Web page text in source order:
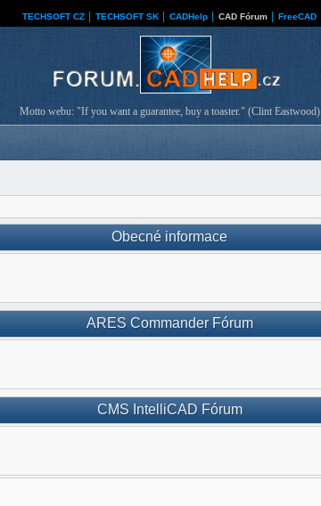
TECHSOFT CZ TECHSOFT SK CADHelp CAD Fórum FreeCAD
Motto webu: "If you want a guarantee, buy a toaster." (Clint Eastwood)
Obecné informace
ARES Commander Fórum
CMS IntelliCAD Fórum